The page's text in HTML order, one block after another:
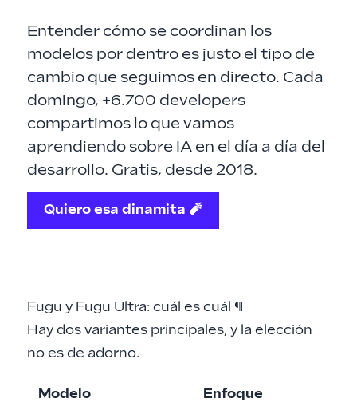
Entender cómo se coordinan los
modelos por dentro es justo el tipo de
cambio que seguimos en directo. Cada
domingo, +6.700 developers
compartimos lo que vamos
aprendiendo sobre IA en el día a día del
desarrollo. Gratis, desde 2018.
Quiero esa dinamita 🧨
Fugu y Fugu Ultra: cuál es cuál ¶
Hay dos variantes principales, y la elección
no es de adorno.
Modelo Enfoque